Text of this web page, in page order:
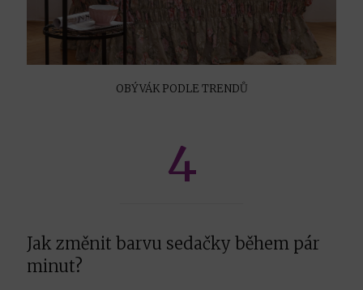
OBÝVÁK PODLE TRENDŮ
4
Jak změnit barvu sedačky během pár
minut?